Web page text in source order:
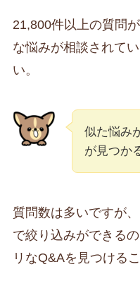
21,800件以上の質問
な悩みが相談されて
い。
似た悩み
が見つか
質問数は多いですが
で絞り込みができる
リなQ&Aを見つける